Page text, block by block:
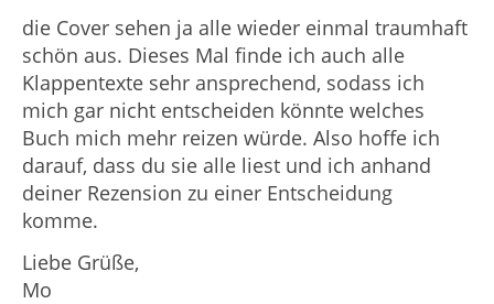
die Cover sehen ja alle wieder einmal traumhaft
schön aus. Dieses Mal finde ich auch alle
Klappentexte sehr ansprechend, sodass ich
mich gar nicht entscheiden könnte welches
Buch mich mehr reizen würde. Also hoffe ich
darauf, dass du sie alle liest und ich anhand
deiner Rezension zu einer Entscheidung
komme.
Liebe Grüße,
Mo